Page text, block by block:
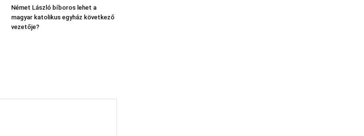
Német László bíboros lehet a
magyar katolikus egyház következő
vezetője?